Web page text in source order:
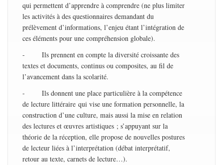
qui permettent d’apprendre à comprendre (ne plus limiter
les activités à des questionnaires demandant du
prélèvement d’informations, l’enjeu étant l’intégration de
ces éléments pour une compréhension globale).
- Ils prennent en compte la diversité croissante des
textes et documents, continus ou composites, au fil de
l’avancement dans la scolarité.
- Ils donnent une place particulière à la compétence
de lecture littéraire qui vise une formation personnelle, la
construction d’une culture, mais aussi la mise en relation
des lectures et œuvres artistiques ; s’appuyant sur la
théorie de la réception, elle propose de nouvelles postures
de lecteur liées à l’interprétation (débat interprétatif,
retour au texte, carnets de lecture…).